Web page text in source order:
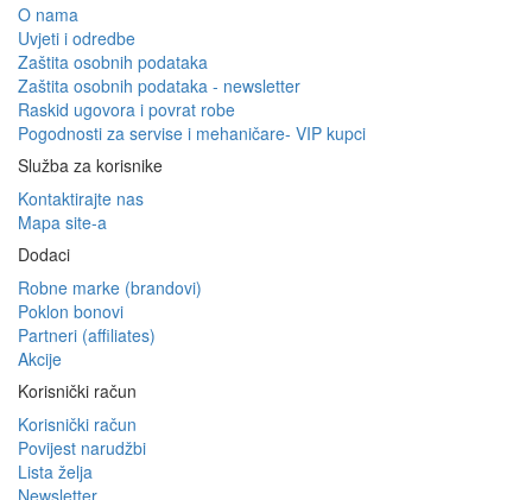
O nama
Uvjeti i odredbe
Zaštita osobnih podataka
Zaštita osobnih podataka - newsletter
Raskid ugovora i povrat robe
Pogodnosti za servise i mehaničare- VIP kupci
Služba za korisnike
Kontaktirajte nas
Mapa site-a
Dodaci
Robne marke (brandovi)
Poklon bonovi
Partneri (affiliates)
Akcije
Korisnički račun
Korisnički račun
Povijest narudžbi
Lista želja
Newsletter